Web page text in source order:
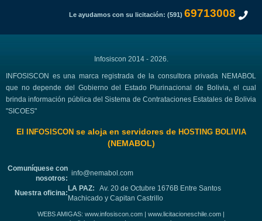
Le ayudamos con su licitación: (591) 69713008
Infosiscon 2014 - 2026.
INFOSISCON es una marca registrada de la consultora privada NEMABOL
que no depende del Gobierno del Estado Plurinacional de Bolivia, el cual
brinda información pública del Sistema de Contrataciones Estatales de Bolivia
"SICOES"
El INFOSISCONse aloja en servidores de HOSTING BOLIVIA
(NEMABOL)
Comuníquese con
nosotros:
info@nemabol.com
Nuestra oficina:
LA PAZ: Av. 20 de Octubre 1676B Entre Santos
Machicado y Capitan Castrillo
WEBS AMIGAS: www.infosiscon.com | www.licitacioneschile.com |